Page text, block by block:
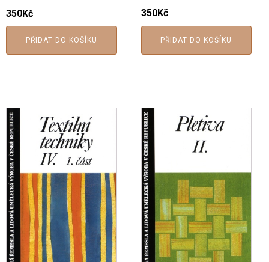
350Kč
PŘIDAT DO KOŠÍKU
350Kč
PŘIDAT DO KOŠÍKU